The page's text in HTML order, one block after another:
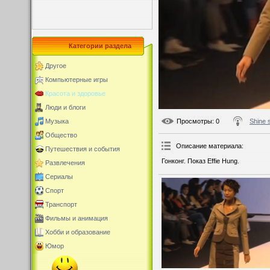
Категории раздела
Другое
Компьютерные игры
Красота и здоровье
Люди и блоги
Музыка
Общество
Путешествия и события
Развлечения
Сериалы
Спорт
Транспорт
Фильмы и анимация
Хобби и образование
Юмор
Просмотры: 0 Shine
Описание материала:
Гонконг. Показ Effie Hung.